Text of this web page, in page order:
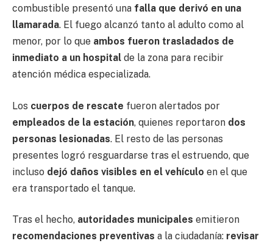
combustible presentó una falla que derivó en una
llamarada. El fuego alcanzó tanto al adulto como al
menor, por lo que ambos fueron trasladados de
inmediato a un hospital de la zona para recibir
atención médica especializada.
Los cuerpos de rescate fueron alertados por
empleados de la estación, quienes reportaron dos
personas lesionadas. El resto de las personas
presentes logró resguardarse tras el estruendo, que
incluso dejó daños visibles en el vehículo en el que
era transportado el tanque.
Tras el hecho, autoridades municipales emitieron
recomendaciones preventivas a la ciudadanía: revisar